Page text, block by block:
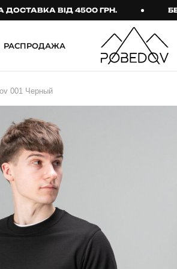
ВІД 4500 ГРН.
Брюки
Джогери
Карго
Спортивні штани
Лосины
Джинсы
Куртка й штани
РАСПРОДАЖА
001 Черный